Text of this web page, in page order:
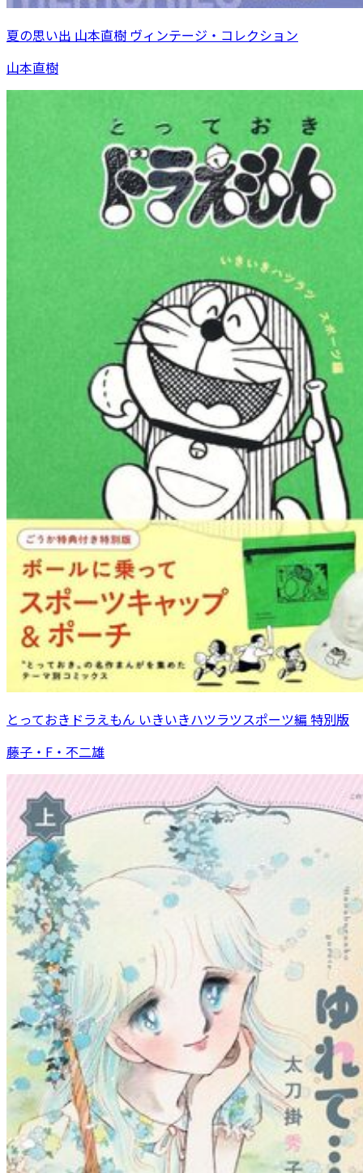
夏の思い出 山本直樹 ヴィンテージ・コレクション
山本直樹
とっておきドラえもん いきいきハツラツスポーツ編 特別版
藤子・F・不二雄